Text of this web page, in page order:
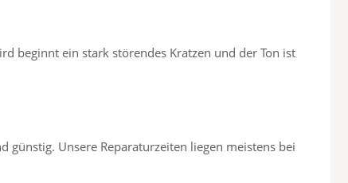
beginnt ein stark störendes Kratzen und der Ton ist
günstig. Unsere Reparaturzeiten liegen meistens bei